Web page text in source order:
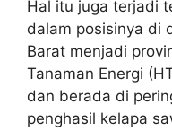
Hal itu juga terjadi
dalam posisinya di
Barat menjadi
Tanaman Energi
dan berada di
penghasil kelapa